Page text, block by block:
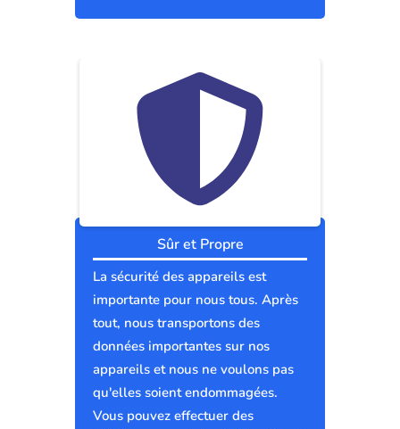
Sûr et Propre
La sécurité des appareils est
importante pour nous tous. Après
tout, nous transportons des
données importantes sur nos
appareils et nous ne voulons pas
qu'elles soient endommagées.
Vous pouvez effectuer des